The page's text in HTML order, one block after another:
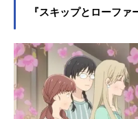
TV
面
生
目
は
た
先
『スキップとローフ